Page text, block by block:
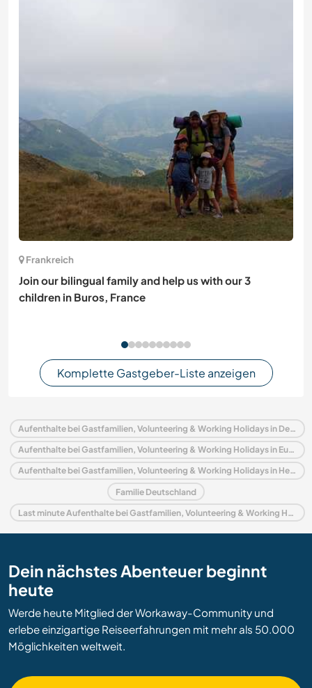
Frankreich
Join our bilingual family and help us with our 3
children in Buros, France
Komplette Gastgeber-Liste anzeigen
Aufenthalte bei Gastfamilien, Volunteering & Working Holidays in Deutschland
Aufenthalte bei Gastfamilien, Volunteering & Working Holidays in Europa
Aufenthalte bei Gastfamilien, Volunteering & Working Holidays in Hessen
Familie Deutschland
Last minute Aufenthalte bei Gastfamilien, Volunteering & Working Holidays in Deutschland
Dein nächstes Abenteuer beginnt
heute
Werde heute Mitglied der Workaway-Community und
erlebe einzigartige Reiseerfahrungen mit mehr als 50.000
Möglichkeiten weltweit.